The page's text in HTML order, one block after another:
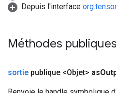
Depuis l'interface
Méthodes publiques
sortie publique <Objet> as